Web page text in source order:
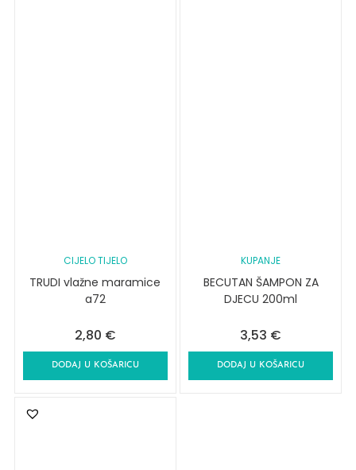
CIJELO TIJELO
TRUDI vlažne maramice
a72
2,80 €
DODAJ U KOŠARICU
KUPANJE
BECUTAN ŠAMPON ZA
DJECU 200ml
3,53 €
DODAJ U KOŠARICU